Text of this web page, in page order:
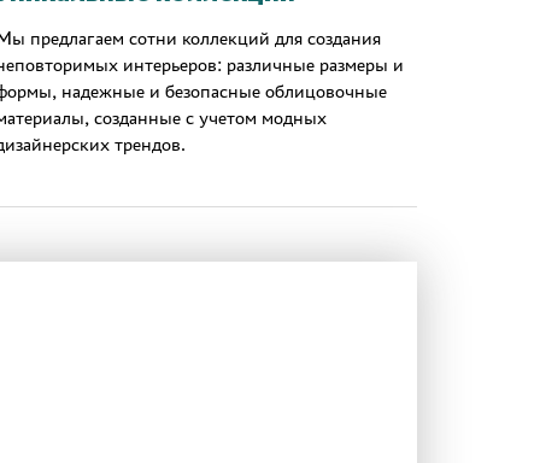
предлагаем сотни коллекций для создания
интерьеров: различные размеры и
надежные и безопасные облицовочные
созданные с учетом модных
трендов.